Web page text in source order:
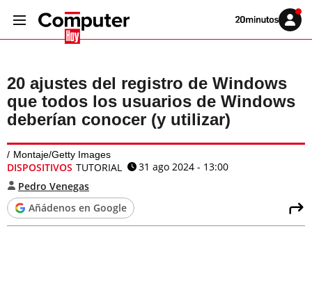
Volver
Iniciar
sesión
20 ajustes del registro de Windows
que todos los usuarios de Windows
deberían conocer (y utilizar)
Montaje/Getty Images
DISPOSITIVOS TUTORIAL
31 ago 2024 - 13:00
Pedro Venegas
Añádenos en Google